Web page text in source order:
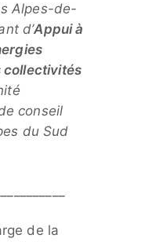
Alpes-de-
d’Appui à
collectivités
conseil
du Sud
de la